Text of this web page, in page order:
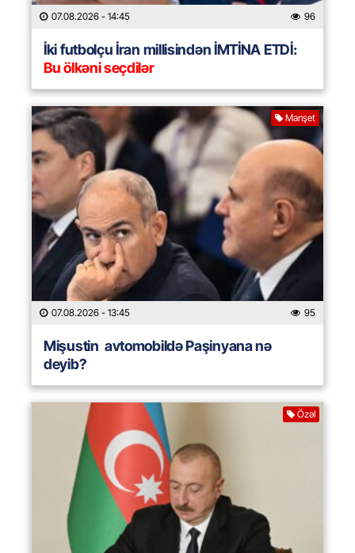
07.08.2026 - 14:45 96
İki futbolçu İran millisindən İMTİNA ETDİ:
Bu ölkəni seçdilər
Manşet
07.08.2026 - 13:45 95
Mişustin avtomobildə Paşinyana nə
deyib?
Özəl